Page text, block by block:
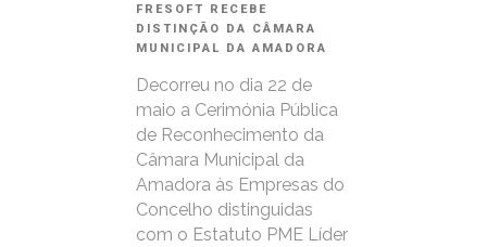
FRESOFT RECEBE
DISTINÇÃO DA CÂMARA
MUNICIPAL DA AMADORA
Decorreu no dia 22 de
maio a Cerimónia Pública
de Reconhecimento da
Câmara Municipal da
Amadora às Empresas do
Concelho distinguidas
com o Estatuto PME Líder